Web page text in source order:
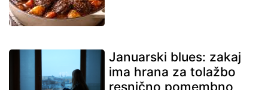
Januarski blues: zakaj
ima hrana za tolažbo
resnično pomembno